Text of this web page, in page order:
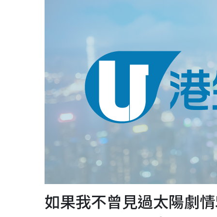
如果我不曾見過太陽劇